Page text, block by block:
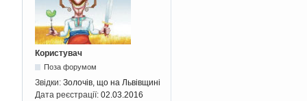
Користувач
Поза форумом
Звідки: Золочів, що на Львівщині
Дата реєстрації: 02.03.2016